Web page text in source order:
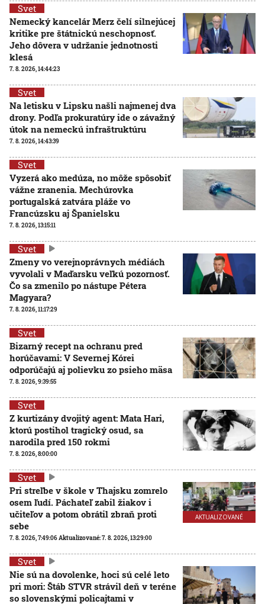
Svet
Nemecký kancelár Merz čelí silnejúcej
kritike pre štátnickú neschopnosť.
Jeho dôvera v udržanie jednotnosti
klesá
7. 8. 2026, 14:44:23
Svet
Na letisku v Lipsku našli najmenej dva
drony. Podľa prokuratúry ide o závažný
útok na nemeckú infraštruktúru
7. 8. 2026, 14:43:39
Svet
Vyzerá ako medúza, no môže spôsobiť
vážne zranenia. Mechúrovka
portugalská zatvára pláže vo
Francúzsku aj Španielsku
7. 8. 2026, 13:15:11
Svet
Zmeny vo verejnoprávnych médiách
vyvolali v Maďarsku veľkú pozornosť.
Čo sa zmenilo po nástupe Pétera
Magyara?
7. 8. 2026, 11:17:29
Svet
Bizarný recept na ochranu pred
horúčavami: V Severnej Kórei
odporúčajú aj polievku zo psieho mäsa
7. 8. 2026, 9:39:55
Svet
Z kurtizány dvojitý agent: Mata Hari,
ktorú postihol tragický osud, sa
narodila pred 150 rokmi
7. 8. 2026, 8:00:00
AKTUALIZOVANÉ
Svet
Pri streľbe v škole v Thajsku zomrelo
osem ľudí. Páchateľ zabil žiakov i
učiteľov a potom obrátil zbraň proti
sebe
7. 8. 2026, 7:49:06Aktualizované:7. 8. 2026, 13:29:00
Svet
Nie sú na dovolenke, hoci sú celé leto
pri mori: Štáb STVR strávil deň v teréne
so slovenskými policajtami v